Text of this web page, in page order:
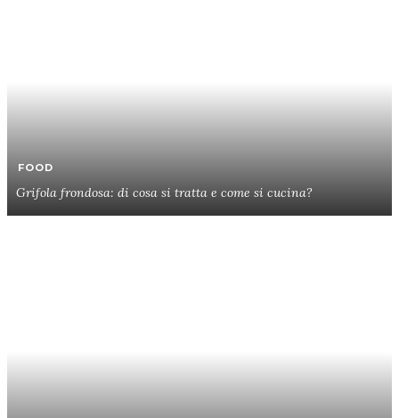
FOOD
Grifola frondosa: di cosa si tratta e come si cucina?